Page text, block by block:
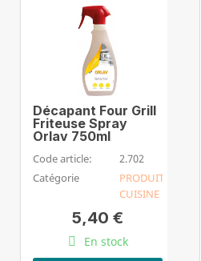
Décapant Four Grill
Friteuse Spray
Orlav 750ml
Code article:
2.702
Catégorie
PRODUIT
CUISINE
5,40 €
En stock